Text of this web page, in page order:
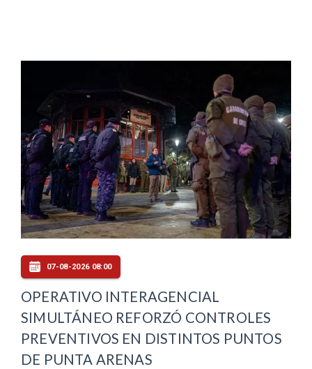
07-08-2026 08:00
OPERATIVO INTERAGENCIAL
SIMULTÁNEO REFORZÓ CONTROLES
PREVENTIVOS EN DISTINTOS PUNTOS
DE PUNTA ARENAS